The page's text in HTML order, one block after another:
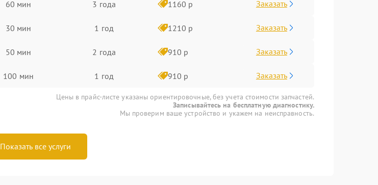
60 мин 3 года 1160 р Заказать
30 мин 1 год 1210 р Заказать
50 мин 2 года 910 р Заказать
100 мин 1 год 910 р Заказать
Цены в прайс-листе указаны ориентировочные, без учета стоимости запчастей.
Записывайтесь на бесплатную диагностику.
Мы проверим ваше устройство и укажем на неисправность.
Показать все услуги